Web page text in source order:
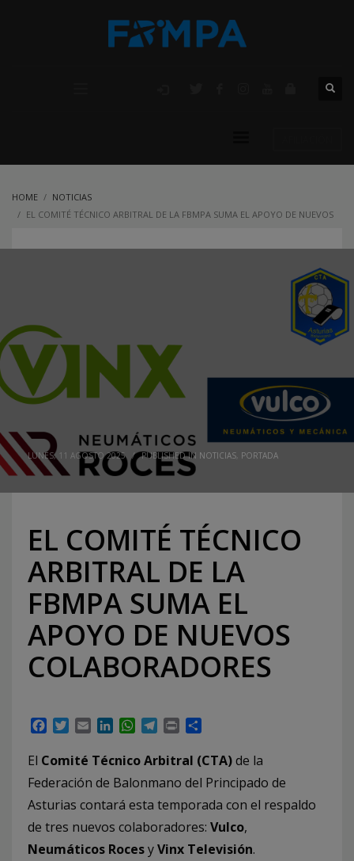
HOME
NOTICIAS
EL COMITÉ TÉCNICO ARBITRAL DE LA FBMPA SUMA EL APOYO DE NUEVOS
LUNES, 11 AGOSTO 2025 / PUBLISHED IN NOTICIAS PORTADA
EL COMITÉ TÉCNICO
ARBITRAL DE LA
FBMPA SUMA EL
APOYO DE NUEVOS
COLABORADORES
Facebook
TwitterEmailLinkedInWhatsApp
Telegram
Print
El Comité Técnico Arbitral (CTA)de la
Federación de Balonmano del Principado de
Asturias contará esta temporada con el respaldo
de tres nuevos colaboradores: Vulco,
Neumáticos RocesyVinx Televisión.